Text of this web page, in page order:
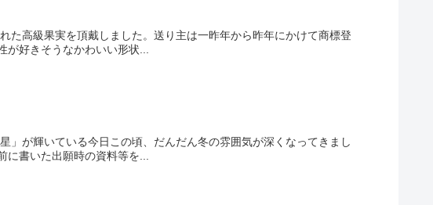
た高級果実を頂戴しました。送り主は一昨年から昨年にかけて商標登
好きそうなかわいい形状...
」が輝いている今日この頃、だんだん冬の雰囲気が深くなってきまし
書いた出願時の資料等を...